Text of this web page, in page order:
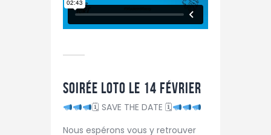
Soirée Loto le 14 février
🗓 SAVE THE DATE 🗓
Nous espérons vous y retrouver